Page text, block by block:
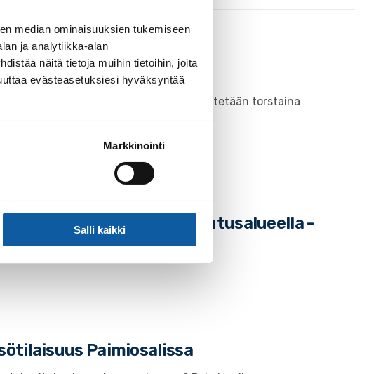
median ominaisuuksien tukemiseen
ja analytiikka-alan
näitä tietoja muihin tietoihin, joita
evästeasetuksiesi hyväksyntää
Markkinointi
Salli kaikki
loppuseminaari järjestetään torstaina
jätteet haja-asutusalueella -
Paimiosalissa